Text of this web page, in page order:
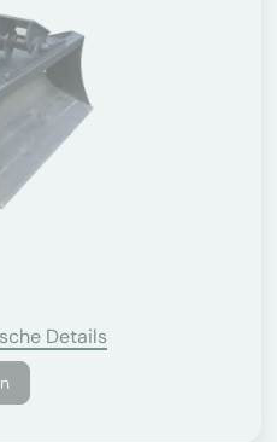
Details